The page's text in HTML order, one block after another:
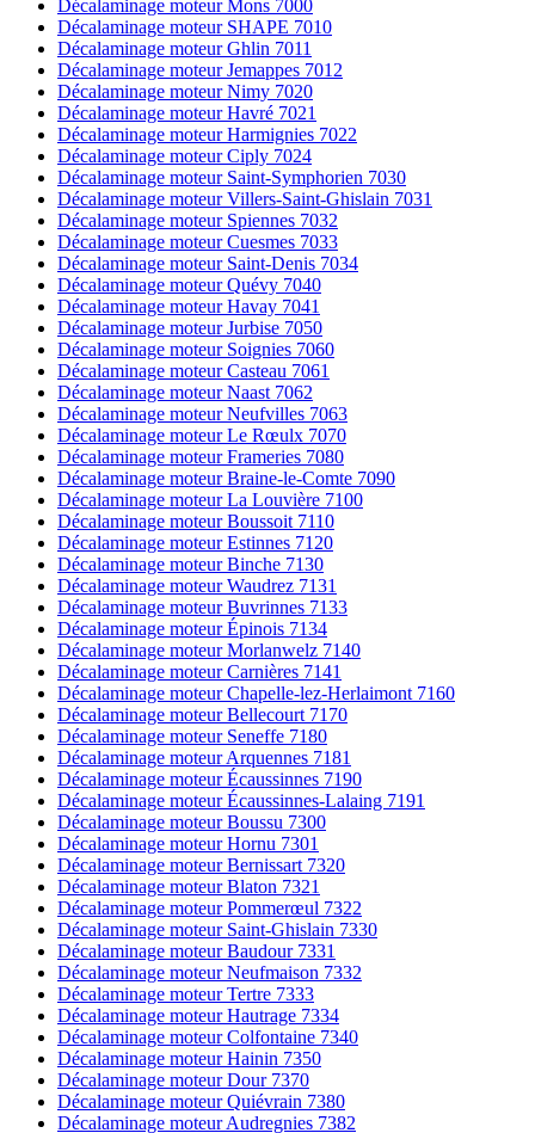
Décalaminage moteur Mons 7000
Décalaminage moteur SHAPE 7010
Décalaminage moteur Ghlin 7011
Décalaminage moteur Jemappes 7012
Décalaminage moteur Nimy 7020
Décalaminage moteur Havré 7021
Décalaminage moteur Harmignies 7022
Décalaminage moteur Ciply 7024
Décalaminage moteur Saint-Symphorien 7030
Décalaminage moteur Villers-Saint-Ghislain 7031
Décalaminage moteur Spiennes 7032
Décalaminage moteur Cuesmes 7033
Décalaminage moteur Saint-Denis 7034
Décalaminage moteur Quévy 7040
Décalaminage moteur Havay 7041
Décalaminage moteur Jurbise 7050
Décalaminage moteur Soignies 7060
Décalaminage moteur Casteau 7061
Décalaminage moteur Naast 7062
Décalaminage moteur Neufvilles 7063
Décalaminage moteur Le Rœulx 7070
Décalaminage moteur Frameries 7080
Décalaminage moteur Braine-le-Comte 7090
Décalaminage moteur La Louvière 7100
Décalaminage moteur Boussoit 7110
Décalaminage moteur Estinnes 7120
Décalaminage moteur Binche 7130
Décalaminage moteur Waudrez 7131
Décalaminage moteur Buvrinnes 7133
Décalaminage moteur Épinois 7134
Décalaminage moteur Morlanwelz 7140
Décalaminage moteur Carnières 7141
Décalaminage moteur Chapelle-lez-Herlaimont 7160
Décalaminage moteur Bellecourt 7170
Décalaminage moteur Seneffe 7180
Décalaminage moteur Arquennes 7181
Décalaminage moteur Écaussinnes 7190
Décalaminage moteur Écaussinnes-Lalaing 7191
Décalaminage moteur Boussu 7300
Décalaminage moteur Hornu 7301
Décalaminage moteur Bernissart 7320
Décalaminage moteur Blaton 7321
Décalaminage moteur Pommerœul 7322
Décalaminage moteur Saint-Ghislain 7330
Décalaminage moteur Baudour 7331
Décalaminage moteur Neufmaison 7332
Décalaminage moteur Tertre 7333
Décalaminage moteur Hautrage 7334
Décalaminage moteur Colfontaine 7340
Décalaminage moteur Hainin 7350
Décalaminage moteur Dour 7370
Décalaminage moteur Quiévrain 7380
Décalaminage moteur Audregnies 7382